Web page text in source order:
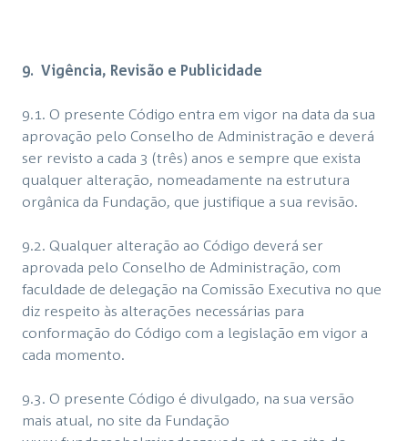
9. Vigência, Revisão e Publicidade
9.1. O presente Código entra em vigor na data da sua
aprovação pelo Conselho de Administração e deverá
ser revisto a cada 3 (três) anos e sempre que exista
qualquer alteração, nomeadamente na estrutura
orgânica da Fundação, que justifique a sua revisão.
9.2. Qualquer alteração ao Código deverá ser
aprovada pelo Conselho de Administração, com
faculdade de delegação na Comissão Executiva no que
diz respeito às alterações necessárias para
conformação do Código com a legislação em vigor a
cada momento.
9.3. O presente Código é divulgado, na sua versão
mais atual, no site da Fundação